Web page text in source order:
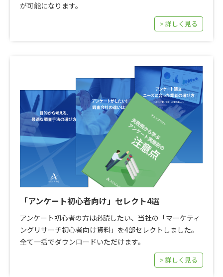
が可能になります。
> 詳しく見る
「アンケート初心者向け」セレクト4選
アンケート初心者の方は必読したい、当社の「マーケティ
ングリサーチ初心者向け資料」を4部セレクトしました。
全て一括でダウンロードいただけます。
> 詳しく見る